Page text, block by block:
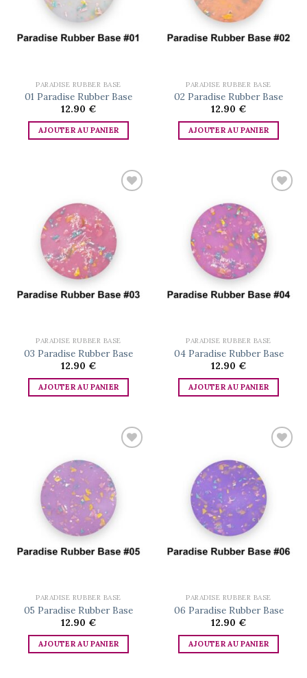
PARADISE RUBBER BASE
01 Paradise Rubber Base
12.90 €
AJOUTER AU PANIER
PARADISE RUBBER BASE
02 Paradise Rubber Base
12.90 €
AJOUTER AU PANIER
wishlist
PARADISE RUBBER BASE
03 Paradise Rubber Base
12.90 €
AJOUTER AU PANIER
wishlist
PARADISE RUBBER BASE
04 Paradise Rubber Base
12.90 €
AJOUTER AU PANIER
wishlist
PARADISE RUBBER BASE
05 Paradise Rubber Base
12.90 €
AJOUTER AU PANIER
wishlist
PARADISE RUBBER BASE
06 Paradise Rubber Base
12.90 €
AJOUTER AU PANIER